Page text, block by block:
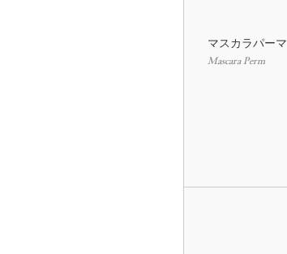
マスカラパーマ
Mascara Perm